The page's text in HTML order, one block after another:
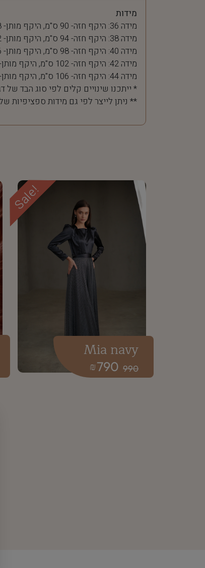
מידות
מידה 36: היקף חזה- 90 ס"מ, היקף מותן- 68 ס"מ
מידה 38: היקף חזה- 94 ס"מ, היקף מותן- 72 ס"מ
מידה 40: היקף חזה- 98 ס"מ, היקף מותן- 76 ס"מ
מידה 42: היקף חזה- 102 ס"מ, היקף מותן- 80 ס"מ
מידה 44: היקף חזה- 106 ס"מ, היקף מותן- 84 ס"מ
* ייתכנו שינויים קלים לפי סוג הבד
** ניתן לייצר לפי גם מידות ספציפיות
Sale!
990
790
₪
Mia navy